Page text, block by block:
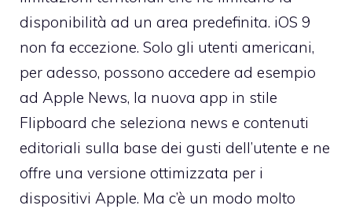
disponibilità ad un area predefinita. iOS 9
non fa eccezione. Solo gli utenti americani,
per adesso, possono accedere ad esempio
ad Apple News, la nuova app in stile
Flipboard che seleziona news e contenuti
editoriali sulla base dei gusti dell’utente e ne
offre una versione ottimizzata per i
dispositivi Apple. Ma c’è un modo molto